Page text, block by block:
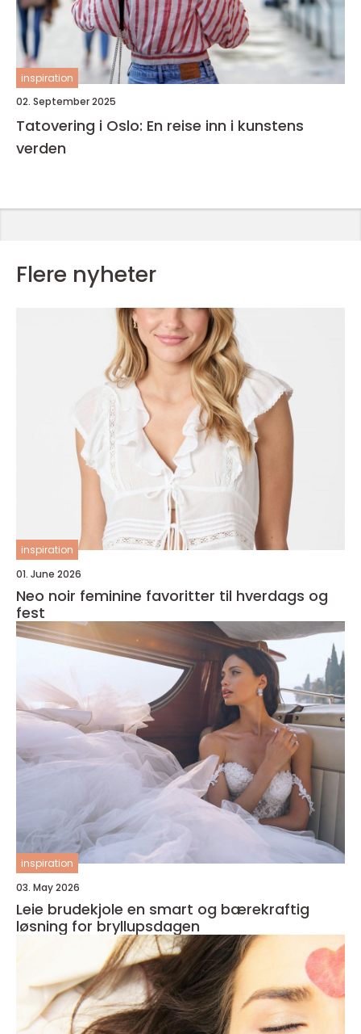
inspiration
02. September 2025
Tatovering i Oslo: En reise inn i kunstens
verden
Flere nyheter
inspiration
01. June 2026
Neo noir feminine favoritter til hverdags og
fest
inspiration
03. May 2026
Leie brudekjole en smart og bærekraftig
løsning for bryllupsdagen